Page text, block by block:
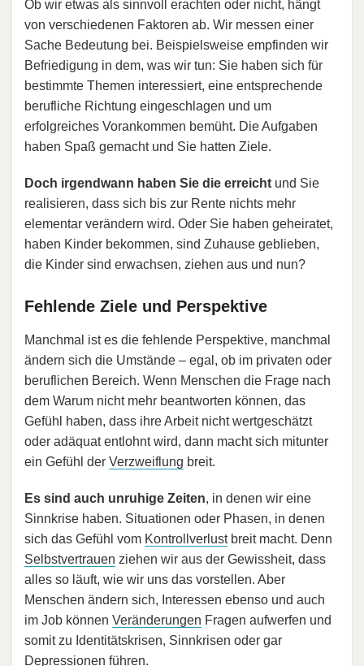
Ob wir etwas als sinnvoll erachten oder nicht, hängt
von verschiedenen Faktoren ab. Wir messen einer
Sache Bedeutung bei. Beispielsweise empfinden wir
Befriedigung in dem, was wir tun: Sie haben sich für
bestimmte Themen interessiert, eine entsprechende
berufliche Richtung eingeschlagen und um
erfolgreiches Vorankommen bemüht. Die Aufgaben
haben Spaß gemacht und Sie hatten Ziele.
Doch irgendwann haben Sie die erreicht und Sie
realisieren, dass sich bis zur Rente nichts mehr
elementar verändern wird. Oder Sie haben geheiratet,
haben Kinder bekommen, sind Zuhause geblieben,
die Kinder sind erwachsen, ziehen aus und nun?
Fehlende Ziele und Perspektive
Manchmal ist es die fehlende Perspektive, manchmal
ändern sich die Umstände – egal, ob im privaten oder
beruflichen Bereich. Wenn Menschen die Frage nach
dem Warum nicht mehr beantworten können, das
Gefühl haben, dass ihre Arbeit nicht wertgeschätzt
oder adäquat entlohnt wird, dann macht sich mitunter
ein Gefühl der Verzweiflung breit.
Es sind auch unruhige Zeiten, in denen wir eine
Sinnkrise haben. Situationen oder Phasen, in denen
sich das Gefühl vom Kontrollverlustbreit macht. Denn
Selbstvertrauen ziehen wir aus der Gewissheit, dass
alles so läuft, wie wir uns das vorstellen. Aber
Menschen ändern sich, Interessen ebenso und auch
im Job können Veränderungen Fragen aufwerfen und
somit zu Identitätskrisen, Sinnkrisen oder gar
Depressionen führen.